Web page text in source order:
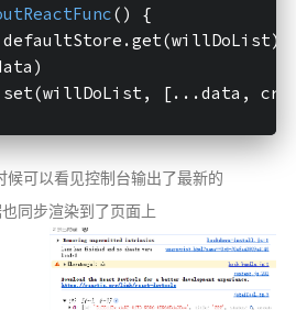
( ) {
[...data,
可以看见控制台输出了最新的
同步渲染到了页面上